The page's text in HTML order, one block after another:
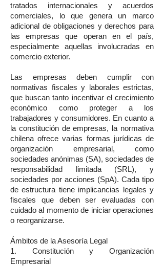
tratados internacionales y acuerdos
comerciales, lo que genera un marco
adicional de obligaciones y derechos para
las empresas que operan en el país,
especialmente aquellas involucradas en
comercio exterior.
Las empresas deben cumplir con
normativas fiscales y laborales estrictas,
que buscan tanto incentivar el crecimiento
económico como proteger a los
trabajadores y consumidores. En cuanto a
la constitución de empresas, la normativa
chilena ofrece varias formas jurídicas de
organización empresarial, como
sociedades anónimas (SA), sociedades de
responsabilidad limitada (SRL), y
sociedades por acciones (SpA). Cada tipo
de estructura tiene implicancias legales y
fiscales que deben ser evaluadas con
cuidado al momento de iniciar operaciones
o reorganizarse.
Ámbitos de la Asesoría Legal
1. Constitución y Organización
Empresarial